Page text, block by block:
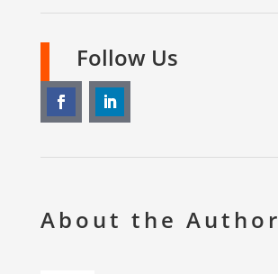
Follow Us
About the Author